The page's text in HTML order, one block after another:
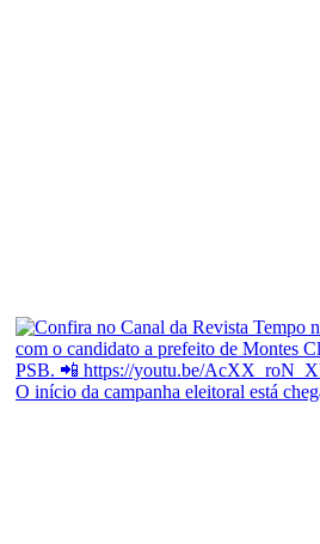
O início da campanha eleitoral está